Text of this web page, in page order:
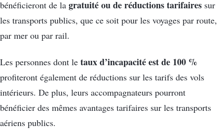
bénéficieront de la gratuité ou de réductions tarifaires sur
les transports publics, que ce soit pour les voyages par route,
par mer ou par rail.
Les personnes dont le taux d’incapacité est de 100 %
profiteront également de réductions sur les tarifs des vols
intérieurs. De plus, leurs accompagnateurs pourront
bénéficier des mêmes avantages tarifaires sur les transports
aériens publics.